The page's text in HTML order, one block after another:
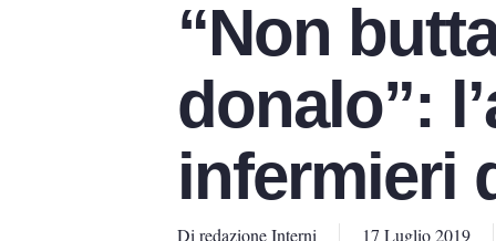
“Non
donalo”:
infermieri
Di redazione Interni 17 Luglio 2019